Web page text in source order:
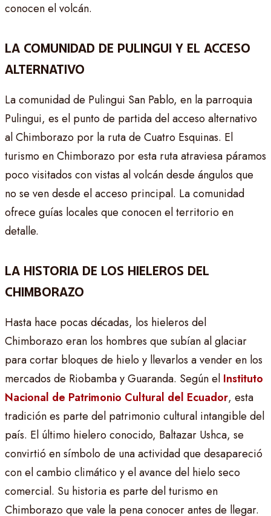
conocen el volcán.
LA COMUNIDAD DE PULINGUI Y EL ACCESO
ALTERNATIVO
La comunidad de Pulingui San Pablo, en la parroquia
Pulingui, es el punto de partida del acceso alternativo
al Chimborazo por la ruta de Cuatro Esquinas. El
turismo en Chimborazo por esta ruta atraviesa páramos
poco visitados con vistas al volcán desde ángulos que
no se ven desde el acceso principal. La comunidad
ofrece guías locales que conocen el territorio en
detalle.
LA HISTORIA DE LOS HIELEROS DEL
CHIMBORAZO
Hasta hace pocas décadas, los hieleros del
Chimborazo eran los hombres que subían al glaciar
para cortar bloques de hielo y llevarlos a vender en los
mercados de Riobamba y Guaranda. Según el Instituto
Nacional de Patrimonio Cultural del Ecuador, esta
tradición es parte del patrimonio cultural intangible del
país. El último hielero conocido, Baltazar Ushca, se
convirtió en símbolo de una actividad que desapareció
con el cambio climático y el avance del hielo seco
comercial. Su historia es parte del turismo en
Chimborazo que vale la pena conocer antes de llegar.